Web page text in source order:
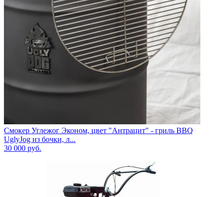
Смокер Углежог Эконом, цвет "Антрацит" - гриль BBQ
UglyJog из бочки, л...
30 000 руб.